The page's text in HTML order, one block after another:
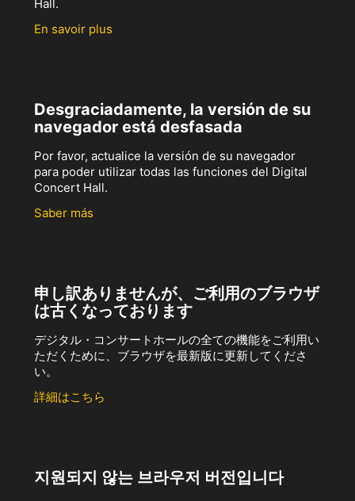
Hall.
En savoir plus
Desgraciadamente, la versión de su
navegador está desfasada
Por favor, actualice la versión de su navegador
para poder utilizar todas las funciones del Digital
Concert Hall.
Saber más
申し訳ありませんが、ご利用のブラウザ
は古くなっております
デジタル・コンサートホールの全ての機能をご利用い
ただくために、ブラウザを最新版に更新してくださ
い。
詳細はこちら
지원되지 않는 브라우저 버전입니다